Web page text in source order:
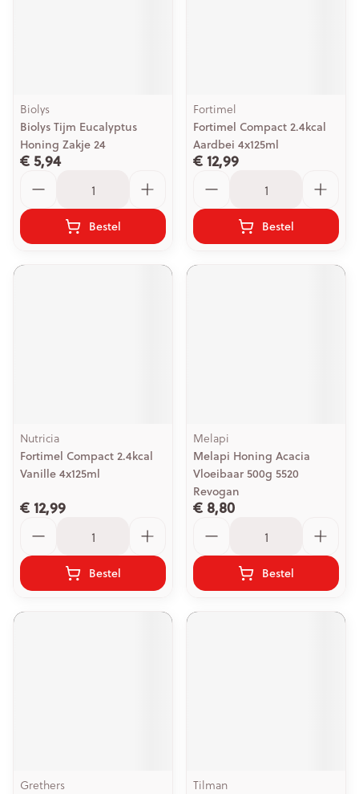
Biolys
Biolys Tijm Eucalyptus
Honing Zakje 24
€ 5,94
Bestel
Fortimel
Fortimel Compact 2.4kcal
Aardbei 4x125ml
€ 12,99
Bestel
Nutricia
Fortimel Compact 2.4kcal
Vanille 4x125ml
€ 12,99
Bestel
Melapi
Melapi Honing Acacia
Vloeibaar 500g 5520
Revogan
€ 8,80
Bestel
Grethers Tilman